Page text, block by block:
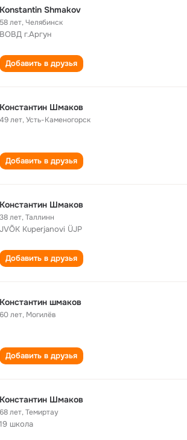
Konstantin Shmakov
58 лет,Челябинск
ВОВД г.Аргун
Добавить в друзья
Константин Шмаков
49 лет,Усть-Каменогорск
Добавить в друзья
Константин Шмаков
38 лет,Таллинн
JVÕK Kuperjanovi ÜJP
Добавить в друзья
Константин шмаков
60 лет, Могилёв
Добавить в друзья
Константин Шмаков
68 лет,Темиртау
19 школа